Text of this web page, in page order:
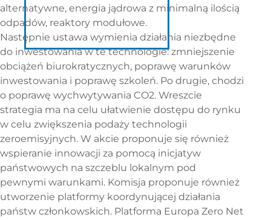
alternatywne, energia jądrowa z minimalną ilością
odpadów, reaktory modułowe.
Następnie ustawa wymienia działania niezbędne
do inwestowania w te technologie: zmniejszenie
obciążeń biurokratycznych, poprawę warunków
inwestowania i poprawę szkoleń. Po drugie, chodzi
o poprawę wychwytywania CO2. Wreszcie
strategia ma na celu ułatwienie dostępu do rynku
w celu zwiększenia podaży technologii
zeroemisyjnych. W akcie proponuje się również
wspieranie innowacji za pomocą inicjatyw
państwowych na szczeblu lokalnym pod
pewnymi warunkami. Komisja proponuje również
utworzenie platformy koordynującej działania
państw członkowskich. Platforma Europa Zero Net